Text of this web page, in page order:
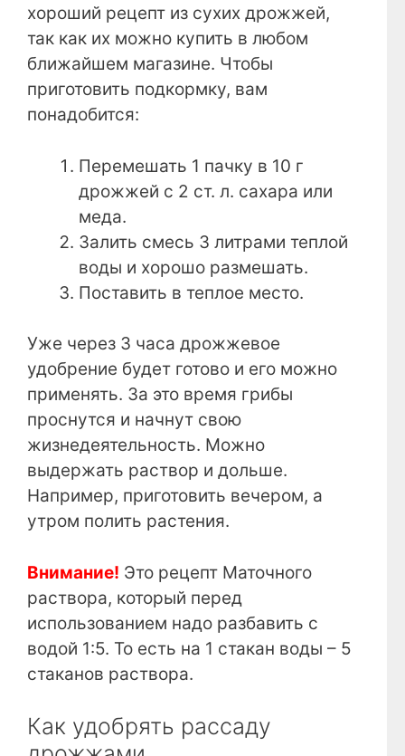
хороший рецепт из сухих дрожжей,
так как их можно купить в любом
ближайшем магазине. Чтобы
приготовить подкормку, вам
понадобится:
Перемешать 1 пачку в 10 г
дрожжей с 2 ст. л. сахара или
меда.
Залить смесь 3 литрами теплой
воды и хорошо размешать.
Поставить в теплое место.
Уже через 3 часа дрожжевое
удобрение будет готово и его можно
применять. За это время грибы
проснутся и начнут свою
жизнедеятельность. Можно
выдержать раствор и дольше.
Например, приготовить вечером, а
утром полить растения.
Внимание! Это рецепт Маточного
раствора, который перед
использованием надо разбавить с
водой 1:5. То есть на 1 стакан воды – 5
стаканов раствора.
Как удобрять рассаду